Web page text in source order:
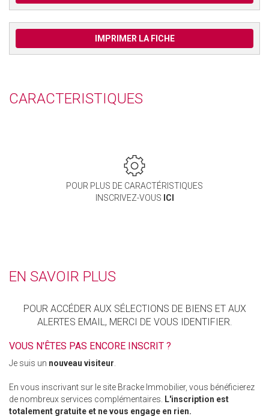
IMPRIMER LA FICHE
CARACTERISTIQUES
POUR PLUS DE CARACTÉRISTIQUES
INSCRIVEZ-VOUS ICI
EN SAVOIR PLUS
POUR ACCÉDER AUX SÉLECTIONS DE BIENS ET AUX
ALERTES EMAIL, MERCI DE VOUS IDENTIFIER.
VOUS N'ÊTES PAS ENCORE INSCRIT ?
Je suis un nouveau visiteur.
En vous inscrivant sur le site Bracke Immobilier, vous bénéficierez
de nombreux services complémentaires. L'inscription est
totalement gratuite et ne vous engage en rien.